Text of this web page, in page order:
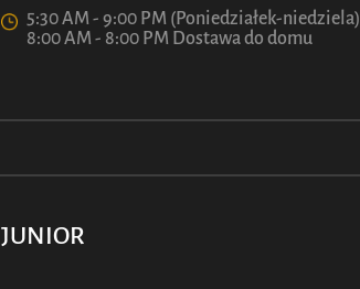
Aktualności
5:30 AM - 9:00 PM (Poniedziałek-niedziela)
8:00 AM - 8:00 PM Dostawa do domu
JUNIOR